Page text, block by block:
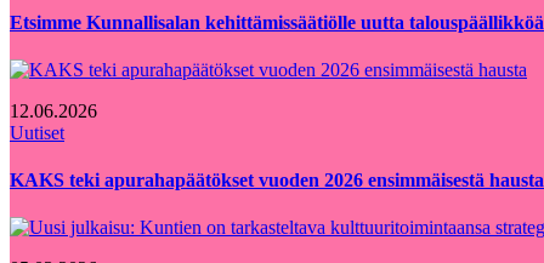
Etsimme Kunnallisalan kehittämissäätiölle uutta talouspäällikköä
12.06.2026
Uutiset
KAKS teki apurahapäätökset vuoden 2026 ensimmäisestä hausta